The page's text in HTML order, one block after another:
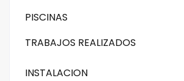
PISCINAS
TRABAJOS REALIZADOS
INSTALACION